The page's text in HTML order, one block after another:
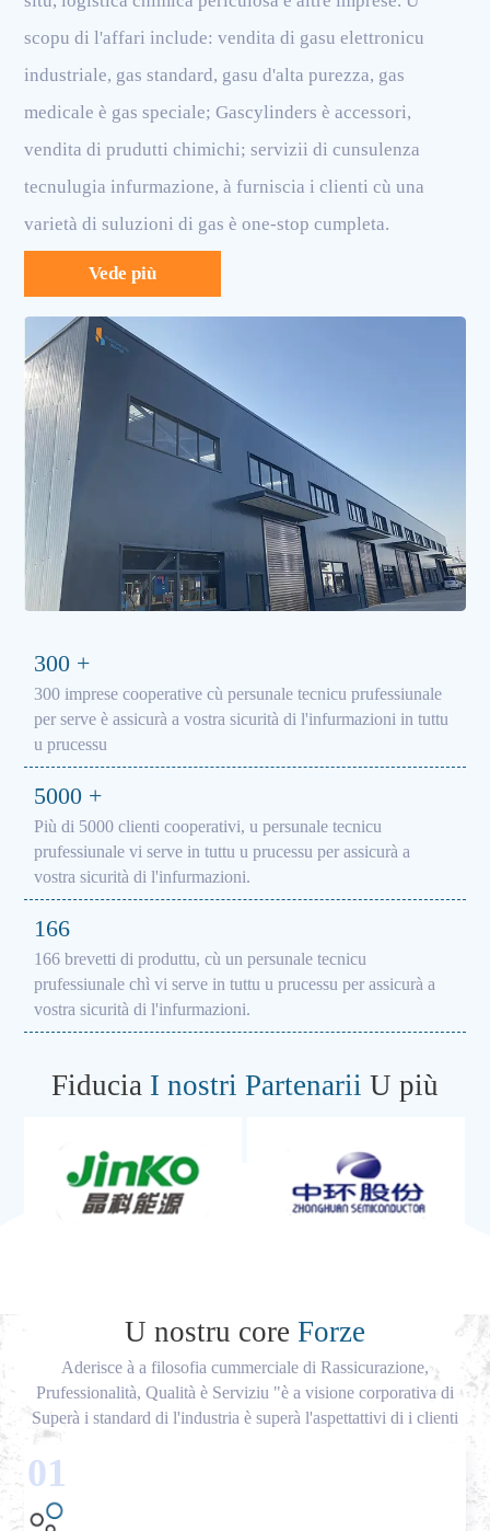
scopu di l'affari include: vendita di gasu elettronicu
industriale, gas standard, gasu d'alta purezza, gas
medicale è gas speciale; Gascylinders è accessori,
vendita di prudutti chimichi; servizii di cunsulenza
tecnulugia infurmazione, à furniscia i clienti cù una
varietà di suluzioni di gas è one-stop cumpleta.
Vede più
300 +
300 imprese cooperative cù persunale tecnicu prufessiunale
per serve è assicurà a vostra sicurità di l'infurmazioni in tuttu
u prucessu
5000 +
Più di 5000 clienti cooperativi, u persunale tecnicu
prufessiunale vi serve in tuttu u prucessu per assicurà a
vostra sicurità di l'infurmazioni.
166
166 brevetti di produttu, cù un persunale tecnicu
prufessiunale chì vi serve in tuttu u prucessu per assicurà a
vostra sicurità di l'infurmazioni.
Fiducia I nostri Partenarii U più
U nostru core Forze
Aderisce à a filosofia cummerciale di Rassicurazione,
Prufessionalità, Qualità è Serviziu "è a visione corporativa di
Superà i standard di l'industria è superà l'aspettattivi di i clienti
01